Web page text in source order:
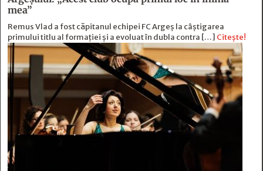
mea”
Remus Vlad a fost căpitanul echipei FC Argeș la câștigarea
primului titlu al formației și a evoluat în dubla contra […] Citește!